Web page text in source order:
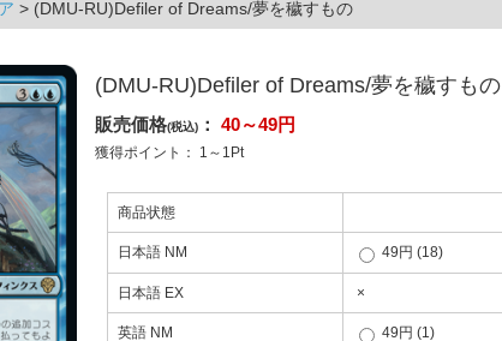
> (DMU-RU)Defiler of Dreams/夢を穢すもの
(DMU-RU)Defiler of Dreams/夢を穢すもの
販売価格(税込) ： 40～49円
獲得ポイント： 1～1 Pt
商品状態
日本語 NM 49円 (18)
日本語 EX ×
英語 NM 49円 (1)